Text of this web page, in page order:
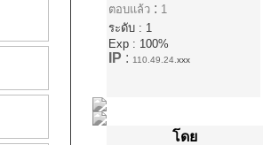
ตอบแล้ว: 1
ระดับ : 1
Exp : 100%
IP : 110.49.24. xxx
โดย